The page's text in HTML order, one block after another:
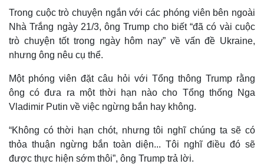
Nhận diện sự thật
Dấu ấn VOV
Việc làm
Biển đảo
Trong cuộc trò chuyện ngắn với các phóng viên bên ngoài
Nhà Trắng ngày 21/3, ông Trump cho biết “đã có vài cuộc
trò chuyện tốt trong ngày hôm nay” về vấn đề Ukraine,
nhưng ông nêu cụ thể.
Một phóng viên đặt câu hỏi với Tổng thông Trump rằng
ông có đưa ra một thời hạn nào cho Tổng thống Nga
Vladimir Putin về việc ngừng bắn hay không.
“Không có thời hạn chót, nhưng tôi nghĩ chúng ta sẽ có
thỏa thuận ngừng bắn toàn diện... Tôi nghĩ điều đó sẽ
được thực hiện sớm thôi”, ông Trump trả lời.